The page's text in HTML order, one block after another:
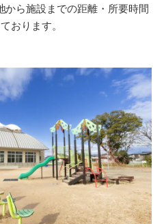
から施設までの距離・所要時間
おります。